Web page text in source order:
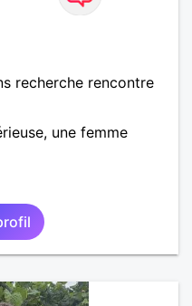
recherche rencontre
une femme